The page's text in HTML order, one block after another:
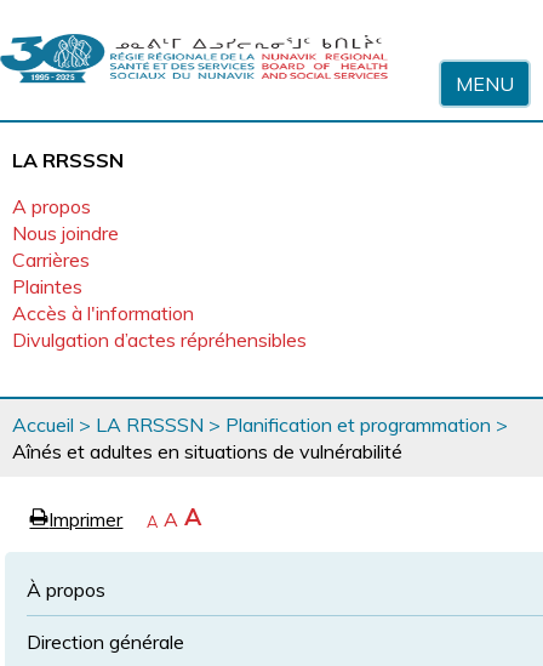
MENU
LA RRSSSN
A propos
Nous joindre
Carrières
Plaintes
Accès à l'information
Divulgation d’actes répréhensibles
Vous
êtes
ici
Accueil > LA RRSSSN > Planification et programmation >
Aînés et adultes en situations de vulnérabilité
eImprimerpageRétrécir
A Revenir
à
police
A Agrandir
la
A
À propos
Direction générale